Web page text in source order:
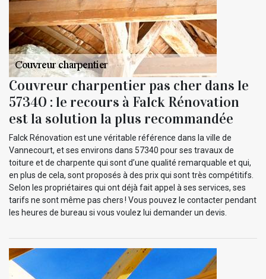
Couvreur charpentier pas cher dans le
57340 : le recours à Falck Rénovation
est la solution la plus recommandée
Falck Rénovation est une véritable référence dans la ville de
Vannecourt, et ses environs dans 57340 pour ses travaux de
toiture et de charpente qui sont d’une qualité remarquable et qui,
en plus de cela, sont proposés à des prix qui sont très compétitifs.
Selon les propriétaires qui ont déjà fait appel à ses services, ses
tarifs ne sont même pas chers ! Vous pouvez le contacter pendant
les heures de bureau si vous voulez lui demander un devis.